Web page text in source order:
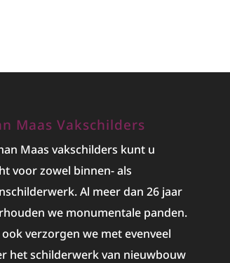
Maas Vakschilders
Maas vakschilders kunt u
voor zowel binnen- als
Al meer dan 26 jaar
we monumentale panden.
verzorgen we met evenveel
hetschilderwerkvan nieuwbouw